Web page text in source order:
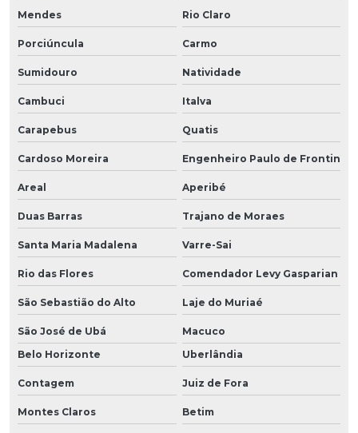
Mendes Rio Claro
Porciúncula Carmo
Sumidouro Natividade
Cambuci Italva
Carapebus Quatis
Cardoso Moreira Engenheiro Paulo de Frontin
Areal Aperibé
Duas Barras Trajano de Moraes
Santa Maria Madalena Varre-Sai
Rio das Flores Comendador Levy Gasparian
São Sebastião do Alto Laje do Muriaé
São José de Ubá
Macuco
Belo Horizonte
Uberlândia
Contagem Juiz de Fora
Montes Claros Betim